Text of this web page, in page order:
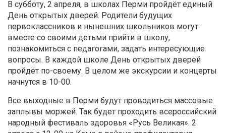
В субботу, 2 апреля, в школах Перми пройдёт единый
День открытых дверей. Родители будущих
первоклассников и нынешних школьников могут
вместе со своими детьми прийти в школу,
познакомиться с педагогами, задать интересующие
вопросы. В каждой школе День открытых дверей
пройдёт по-своему. В целом же экскурсии и концерты
начнутся в 10-00.
Все выходные в Перми будут проводиться массовые
заплывы моржей. Так будет проходить всероссийский
народный фестиваль здоровья «Русь Великая». 2